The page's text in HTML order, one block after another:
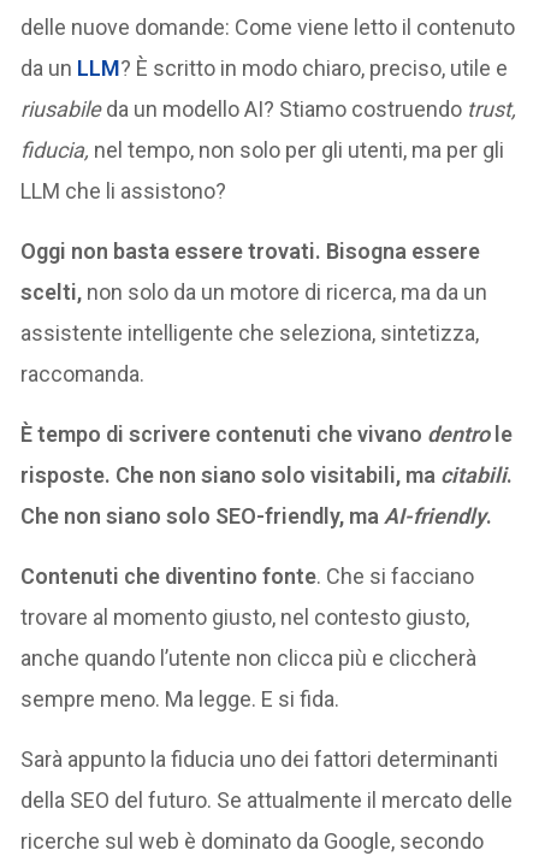
delle nuove domande: Come viene letto il contenuto
da un LLM? È scritto in modo chiaro, preciso, utile e
riusabileda un modello AI? Stiamo costruendo trust,
fiducia, nel tempo, non solo per gli utenti, ma per gli
LLM che li assistono?
Oggi non basta essere trovati. Bisogna essere
scelti, non solo da un motore di ricerca, ma da un
assistente intelligente che seleziona, sintetizza,
raccomanda.
È tempo di scrivere contenuti che vivano dentrole
risposte. Che non siano solo visitabili, ma citabili.
Che non siano solo SEO-friendly, ma AI-friendly.
Contenuti che diventino fonte. Che si facciano
trovare al momento giusto, nel contesto giusto,
anche quando l’utente non clicca più e cliccherà
sempre meno. Ma legge. E si fida.
Sarà appunto la fiducia uno dei fattori determinanti
della SEO del futuro. Se attualmente il mercato delle
ricerche sul web è dominato da Google, secondo